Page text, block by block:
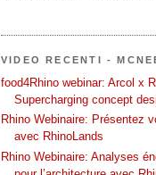
VIDEO RECENTI -
food4Rhino webinar: Arcol x
Supercharging concept
Rhino Webinaire: Présentez
avec RhinoLands
Rhino Webinaire: Analyses